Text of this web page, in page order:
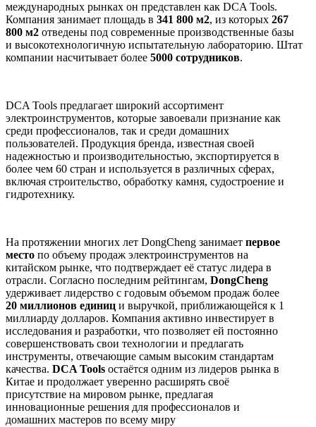
международных рынках он представлен как DCA Tools.
Компания занимает площадь в 341 800 м2, из которых 267
800 м2 отведены под современные производственные базы
и высокотехнологичную испытательную лабораторию. Штат
компании насчитывает более 5000 сотрудников.
DCA Tools предлагает широкий ассортимент
электроинструментов, которые завоевали признание как
среди профессионалов, так и среди домашних
пользователей. Продукция бренда, известная своей
надежностью и производительностью, экспортируется в
более чем 60 стран и используется в различных сферах,
включая строительство, обработку камня, судостроение и
гидротехнику.
На протяжении многих лет DongCheng занимает первое
место по объему продаж электроинструментов на
китайском рынке, что подтверждает её статус лидера в
отрасли. Согласно последним рейтингам, DongCheng
удерживает лидерство с годовым объемом продаж более
20 миллионов единиц и выручкой, приближающейся к 1
миллиарду долларов. Компания активно инвестирует в
исследования и разработки, что позволяет ей постоянно
совершенствовать свои технологии и предлагать
инструменты, отвечающие самым высоким стандартам
качества. DCA Tools остаётся одним из лидеров рынка в
Китае и продолжает уверенно расширять своё
присутствие на мировом рынке, предлагая
инновационные решения для профессионалов и
домашних мастеров по всему миру